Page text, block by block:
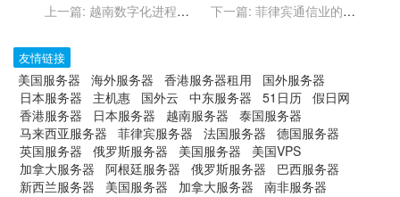
上一篇: 越南数字化进程中
下一篇: 菲律宾通信业的未
友情链接
美国服务器 海外服务器 香港服务器租用
国外服务器
日本服务器
主机惠 国外云 中东服务器 51日历 假日网
香港服务器
日本服务器 越南服务器
泰国服务器
马来西亚服务器
菲律宾服务器 法国服务器
德国服务器
英国服务器
俄罗斯服务器 美国服务器
美国VPS
加拿大服务器
阿根廷服务器 俄罗斯服务器
巴西服务器
新西兰服务器
美国服务器 加拿大服务器
南非服务器